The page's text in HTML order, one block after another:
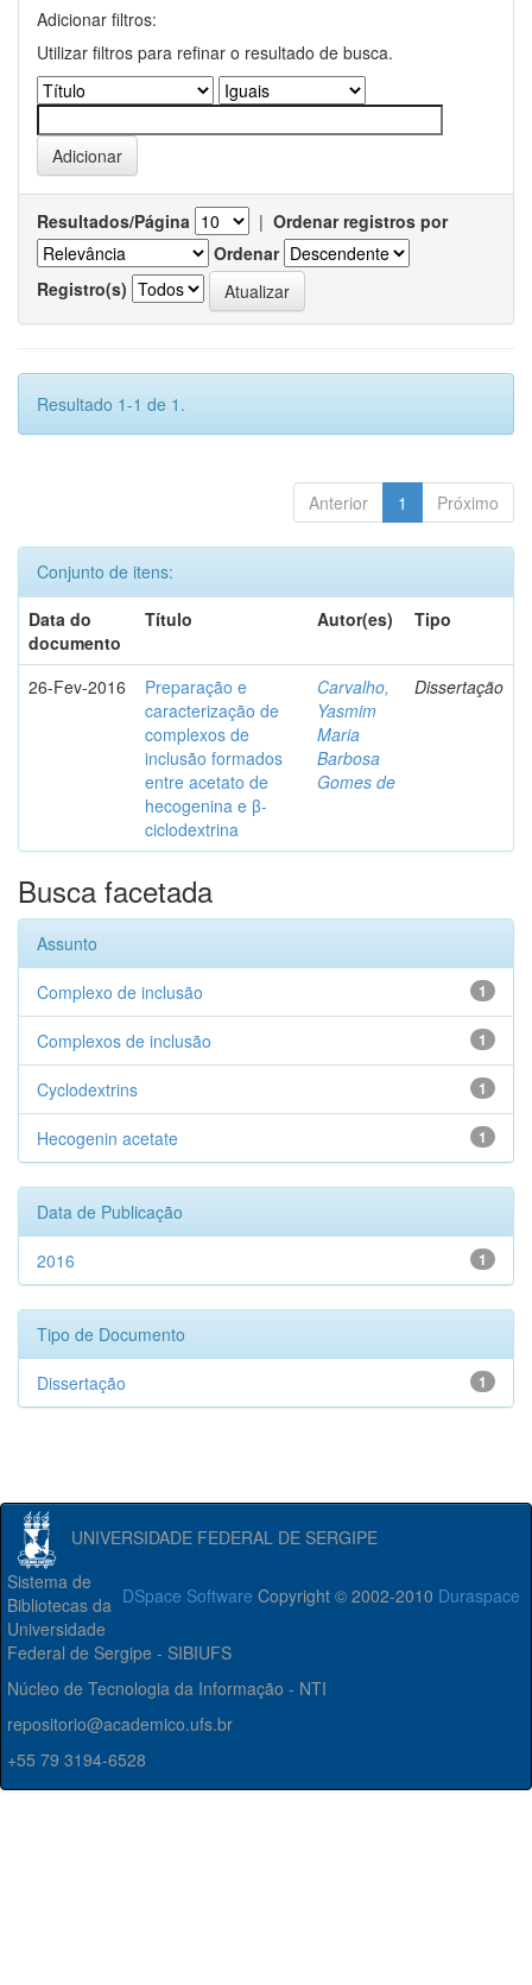
Adicionar filtros:
Utilizar filtros para refinar o resultado de busca.
Resultados/Página | Ordenar registros por
Ordenar
Registro(s)
Resultado 1-1 de 1.
Anterior 1 Próximo
Conjunto de itens:
Data do
documento
Título Autor(es) Tipo
26-Fev-2016
Preparação e
caracterização de
complexos de
inclusão formados
entre acetato de
hecogenina e β-
ciclodextrina
Carvalho,
Yasmim
Maria
Barbosa
Gomes de
Dissertação
Busca facetada
Assunto
1
Complexo de inclusão
1
Complexos de inclusão
1
Cyclodextrins
1
Hecogenin acetate
Data de Publicação
1
2016
Tipo de Documento
1
Dissertação
UNIVERSIDADE FEDERAL DE SERGIPE
DSpace Software Copyright © 2002-2010 Duraspace
Sistema de
Bibliotecas da
Universidade
Federal de Sergipe - SIBIUFS
Núcleo de Tecnologia da Informação - NTI
repositorio@academico.ufs.br
+55 79 3194-6528